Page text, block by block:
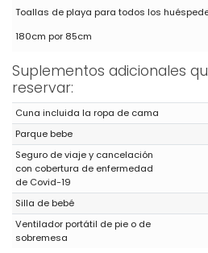
Toallas de playa para todos los
180cm por 85cm
Suplementos adicionales
reservar:
Cuna incluida la ropa de cama
Parque bebe
Seguro de viaje y cancelación
con cobertura de enfermedad
de Covid-19
Silla de bebé
Ventilador portátil de pie o de
sobremesa